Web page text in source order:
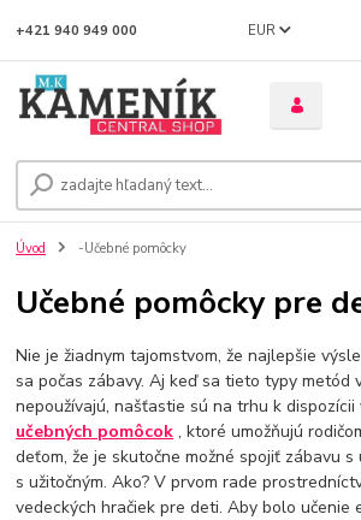
EUR
+421 940 949 000
Úvod -Učebné pomôcky
Učebné pomôcky pre
Nie je žiadnym tajomstvom, že najlepšie
sa počas zábavy. Aj keď sa tieto typy metód
nepoužívajú, našťastie sú na trhu k
učebných pomôcok , ktoré umožňujú
deťom, že je skutočne možné spojiť zábavu s
s užitočným. Ako? V prvom rade
vedeckých hračiek pre deti. Aby bolo učenie